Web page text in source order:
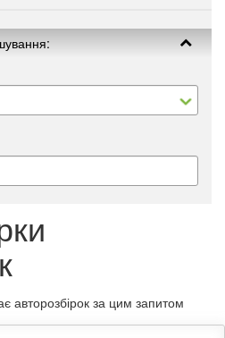
авторозбірок за цим запитом